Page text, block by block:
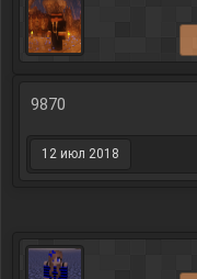
9870
12 июл 2018